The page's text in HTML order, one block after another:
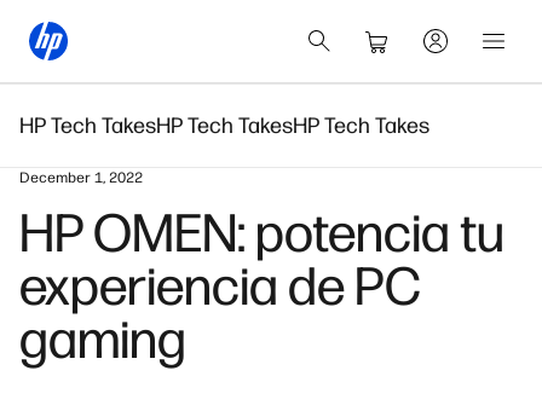
HP Tech TakesHP Tech TakesHP Tech Takes
December 1, 2022
HP OMEN: potencia tu
experiencia de PC
gaming